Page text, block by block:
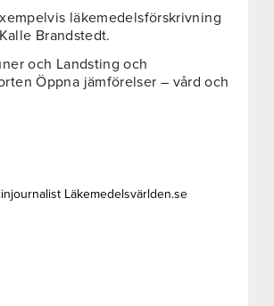
läkemedelsförskrivning
Brandstedt.
och Landsting och
Öppna jämförelser – vård och
Läkemedelsvärlden.se